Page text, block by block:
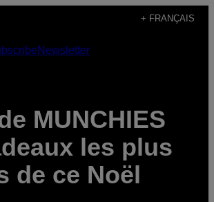
+ FRANÇAIS
Newsletter
MUNCHIES
les plus
de ce Noël